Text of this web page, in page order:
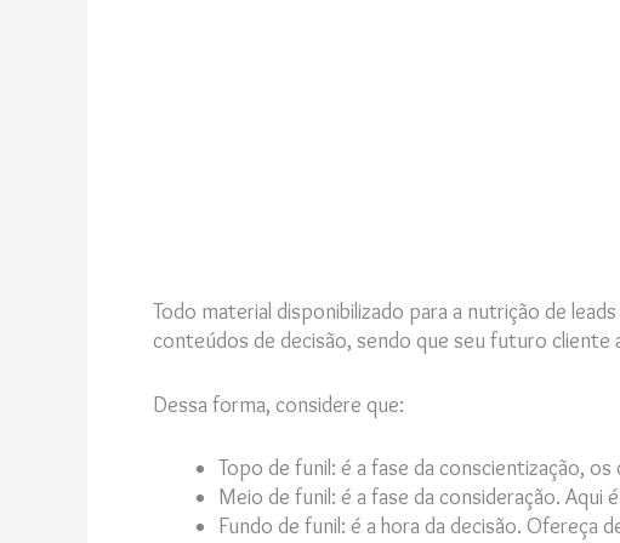
Todo material disponibilizado para a nutrição de
conteúdos de decisão, sendo que seu futuro
Dessa forma, considere que:
Topo de funil: é a fase da conscientização,
Meio de funil: é a fase da consideração.
Fundo de funil: é a hora da decisão.